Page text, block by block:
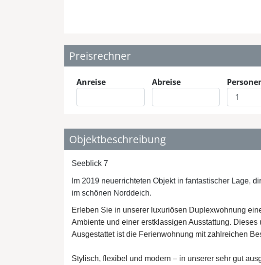
Preisrechner
Anreise Abreise
Objektbeschreibung
Seeblick 7
Im 2019 neuerrichteten Objekt in fantastischer Lage,
im schönen Norddeich.
Erleben Sie in unserer luxuriösen Duplexwohnung
Ambiente und einer erstklassigen Ausstattung.
Ausgestattet ist die Ferienwohnung mit zahlreichen
Stylisch, flexibel und modern – in unserer sehr gut